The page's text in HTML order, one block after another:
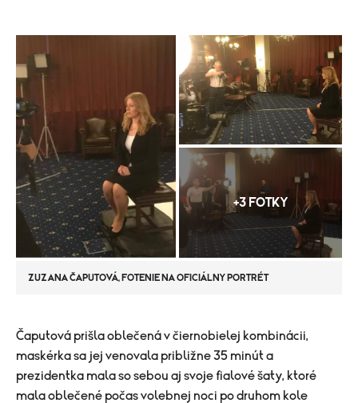
+3 FOTKY
ZUZANA ČAPUTOVÁ, FOTENIE NA OFICIÁLNY PORTRÉT
Čaputová prišla oblečená v čiernobielej kombinácii,
maskérka sa jej venovala približne 35 minút a
prezidentka mala so sebou aj svoje fialové šaty, ktoré
mala oblečené počas volebnej noci po druhom kole